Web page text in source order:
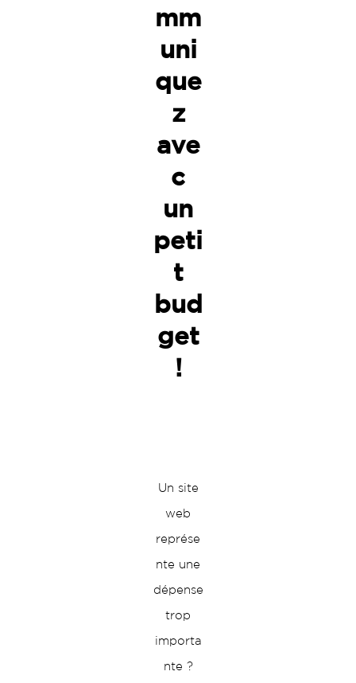
mm
uni
que
z
ave
c
un
peti
t
bud
get
!
Un site
web
représe
nte une
dépense
trop
importa
nte ?